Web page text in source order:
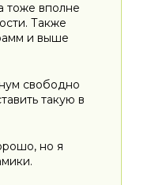
тоже вполне
Также
и выше
свободно
такую в
но я